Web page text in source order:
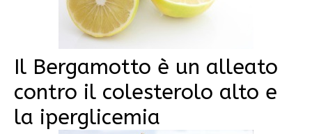
Il Bergamotto è un alleato
contro il colesterolo alto e
la iperglicemia